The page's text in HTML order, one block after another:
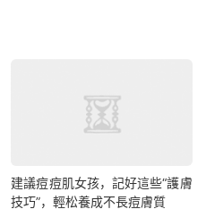
建議痘痘肌女孩，記好這些“護膚
技巧”，輕松養成不長痘膚質